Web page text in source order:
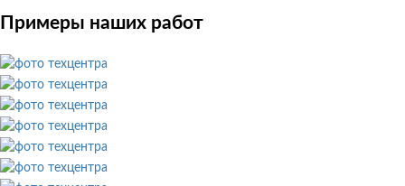
Примеры наших работ